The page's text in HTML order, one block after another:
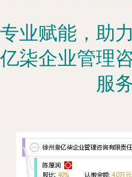
专业赋能，助
亿柒企业管理
服